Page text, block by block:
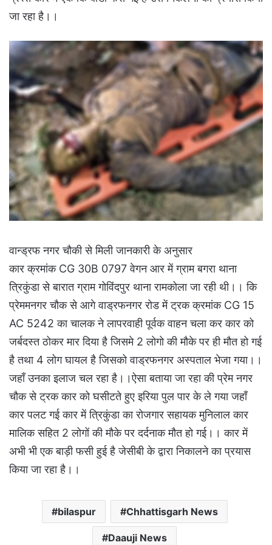
जा रहा है।।
वान्ड्रफ नगर चौकी से मिली जानकारी के अनुसार
कार क्रमांक CG 30B 0797 वेगन आर में ग्राम बगरा थाना
त्रिकुंडा से बारात ग्राम गोविंदपुर थाना रामकोला जा रही थी।। कि
प्रेममनगर चौक से आगे वाड्रफनगर रोड में ट्रक क्रमांक CG 15
AC 5242 का चालक ने लापरवाही पूर्वक वाहन चला कर कार को
जर्बदस्त ठोकर मार दिया है जिसमे 2 लोगो की मौके पर ही मौत हो गई
है तथा 4 लोग घायल है जिसको वाड्रफनगर अस्पताल भेजा गया।।
जहाँ उनका इलाज चल रहा है।।ऐसा बताया जा रहा की प्रेम नगर
चौक से ट्रक कार को घसीटते हुए इरिया पुल पार के ले गया जहाँ
कार पलट गई कार में त्रिकुंडा का रोजगार सहायक मुनिलाल कार
मालिक सहित 2 लोगों की मौके पर दर्दनाक मौत हो गई।। कार में
अभी भी एक बाड़ी फसी हुई है जेसीबी के द्वारा निकालने का प्रयास
किया जा रहा है।।
bilaspur Chhattisgarh News
Daauji News